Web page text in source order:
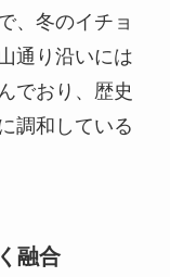
、冬のイチョ
通り沿いには
でおり、歴史
調和している
融合